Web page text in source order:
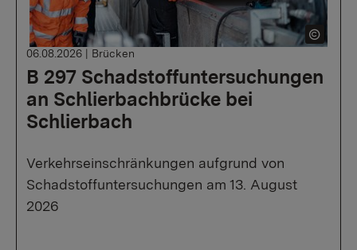
B 297 Schadstoffuntersuchungen
an Schlierbachbrücke bei
Schlierbach
06.08.2026 | Brücken
Verkehrseinschränkungen aufgrund von
Schadstoffuntersuchungen am 13. August
2026